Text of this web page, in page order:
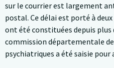
sur le courrier est largement
postal. Ce délai est porté à
ont été constituées depuis plus
commission départementale
psychiatriques a été saisie pour